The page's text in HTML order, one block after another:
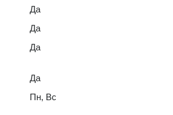
Да
Да
Да
Да
Пн, Вс